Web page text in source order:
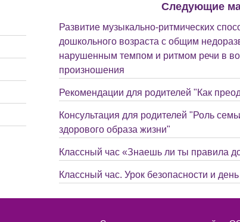
Следующие
Развитие музыкально-ритмических
дошкольного возраста с общим
нарушенным темпом и ритмом речи в
произношения
Рекомендации для родителей "Как
Консультация для родителей "Роль
здорового образа жизни"
Классный час «Знаешь ли ты правила
Классный час. Урок безопасности и